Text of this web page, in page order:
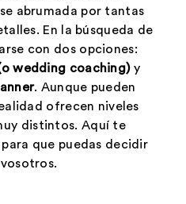
abrumada por tantas
En la búsqueda de
con dos opciones:
wedding coaching)y
. Aunque pueden
ofrecen niveles
distintos. Aquí te
que puedas decidir